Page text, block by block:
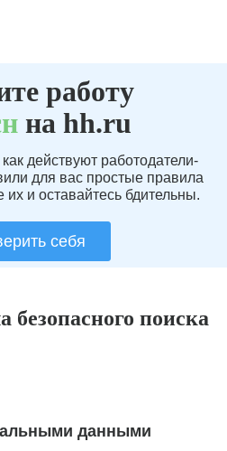
работу
на hh.ru
действуют работодатели-
для вас простые правила
их и оставайтесь бдительны.
себя
безопасного поиска
данными